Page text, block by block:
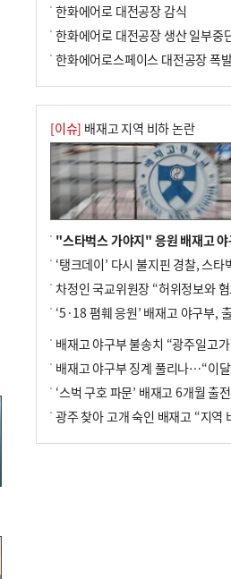
한화에어로 대전공장 감식
[이슈] 배재고 지역 비하 논란